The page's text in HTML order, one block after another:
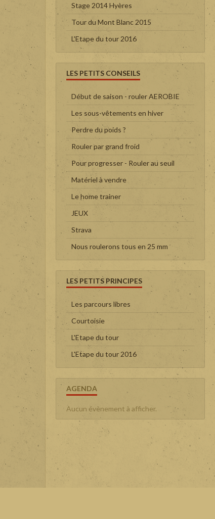
Stage 2014 Hyères
Tour du Mont Blanc 2015
L'Etape du tour 2016
LES PETITS CONSEILS
Début de saison - rouler AEROBIE
Les sous-vêtements en hiver
Perdre du poids ?
Rouler par grand froid
Pour progresser - Rouler au seuil
Matériel à vendre
Le home trainer
JEUX
Strava
Nous roulerons tous en 25 mm
LES PETITS PRINCIPES
Les parcours libres
Courtoisie
L'Etape du tour
L'Etape du tour 2016
AGENDA
Aucun évènement à afficher.